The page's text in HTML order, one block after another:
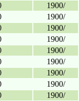
1900/
1900/
1900/
1900/
1900/
1900/
1900/
1900/
1900/